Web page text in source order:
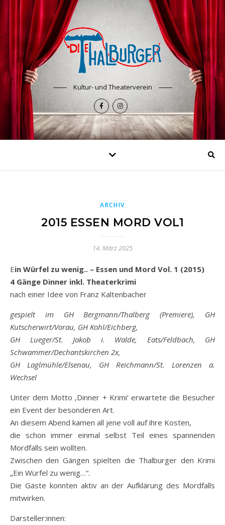
Kultur- und Theaterverein
ARCHIV
2015 ESSEN MORD VOL1
14. März 2025
Ein Würfel zu wenig.. – Essen und Mord Vol. 1 (2015)
4 Gänge Dinner inkl. Theaterkrimi
nach einer Idee von Franz Kaltenbacher
gespielt im GH Bergmann/Thalberg (Premiere), GH
Kutscherwirt/Vorau, GH Kohl/Eichberg,
GH Lueger/St. Jakob i. Walde, Eats/Feldbach, GH
Schwammer/Dechantskirchen 2x,
GH Laglmühle/Elsenau, GH Reichmann/St. Lorenzen a.
Wechsel
Unter dem Motto ‚Dinner + Krimi‘ erwartete die Besucher
ein Event der besonderen Art.
An diesem Abend kamen all jene voll auf ihre Kosten,
die schon immer einmal selbst Teil eines spannenden
Mordfalls sein wollten.
Zwischen den Gängen spielten die Thalburger den Krimi
„Ein Würfel zu wenig…“.
Die Gäste konnten aktiv an der Aufklärung des Mordfalls
mitwirken.
Darsteller:innen: